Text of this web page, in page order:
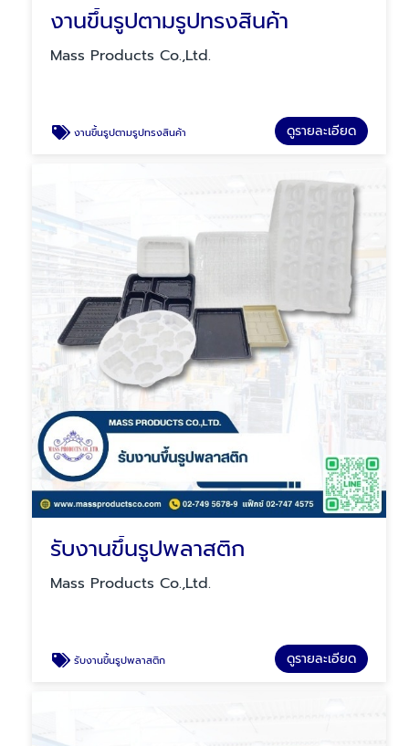
งานขึ้นรูปตามรูปทรงสินค้า
Mass Products Co.,Ltd.
งานขึ้นรูปตามรูปทรงสินค้า ดูรายละเอียด
รับงานขึ้นรูปพลาสติก
Mass Products Co.,Ltd.
รับงานขึ้นรูปพลาสติก ดูรายละเอียด